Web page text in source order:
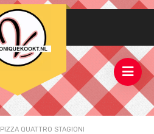
PIZZA QUATTRO STAGIONI